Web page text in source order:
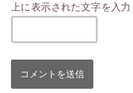
上に表示された文字を入力